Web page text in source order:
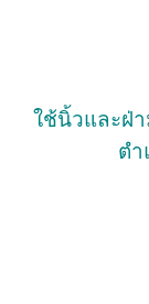
ใช้นิ้วและฝ่
ต